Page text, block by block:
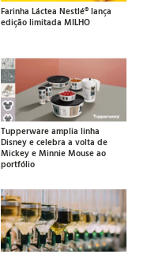
Farinha Láctea Nestlé® lança
edição limitada MILHO
Tupperware amplia linha
Disney e celebra a volta de
Mickey e Minnie Mouse ao
portfólio